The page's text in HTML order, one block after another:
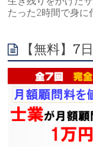
たった2時間で身に
【無料】7